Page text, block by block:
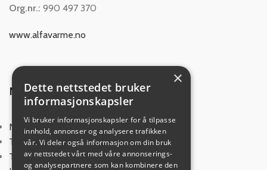
Org.nr.: 990 497 370
www.alfavarme.no
NYTTIGE LINKER
Norsk Varme
Trygg Netthandel
Tips og veiledning
×
Dette nettstedet bruker
informasjonskapsler
Vi bruker informasjonskapsler for å tilpasse
innhold, annonser og analysere trafikken
vår. Vi deler også informasjon om din bruk
av nettstedet vårt med våre annonserings-
og analysepartnere som kan kombinere den